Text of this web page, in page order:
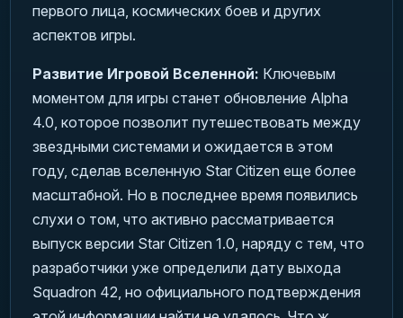
первого лица, космических боев и других
аспектов игры.
Развитие Игровой Вселенной: Ключевым
моментом для игры станет обновление Alpha
4.0, которое позволит путешествовать между
звездными системами и ожидается в этом
году, сделав вселенную Star Citizen еще более
масштабной. Но в последнее время появились
слухи о том, что активно рассматривается
выпуск версии Star Citizen 1.0, наряду с тем, что
разработчики уже определили дату выхода
Squadron 42, но официального подтверждения